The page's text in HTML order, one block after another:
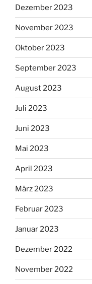
Dezember 2023
November 2023
Oktober 2023
September 2023
August 2023
Juli 2023
Juni 2023
Mai 2023
April 2023
März 2023
Februar 2023
Januar 2023
Dezember 2022
November 2022